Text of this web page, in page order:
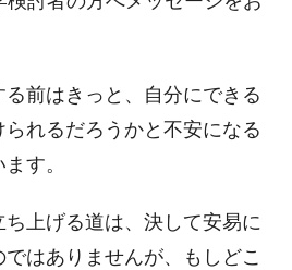
前はきっと、自分にできる
れるだろうかと不安になる
す。
上げる道は、決して安易に
はありませんが、もしどこ